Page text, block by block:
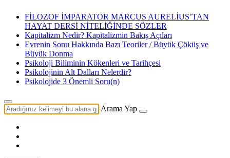
FİLOZOF İMPARATOR MARCUS AURELİUS’TAN
HAYAT DERSİ NİTELİĞİNDE SÖZLER
Kapitalizm Nedir? Kapitalizmin Bakış Açıları
Evrenin Sonu Hakkında Bazı Teoriler / Büyük Çöküş ve
Büyük Donma
Psikoloji Biliminin Kökenleri ve Tarihçesi
Psikolojinin Alt Dalları Nelerdir?
Psikolojide 3 Önemli Soru(n)
Arama Yap